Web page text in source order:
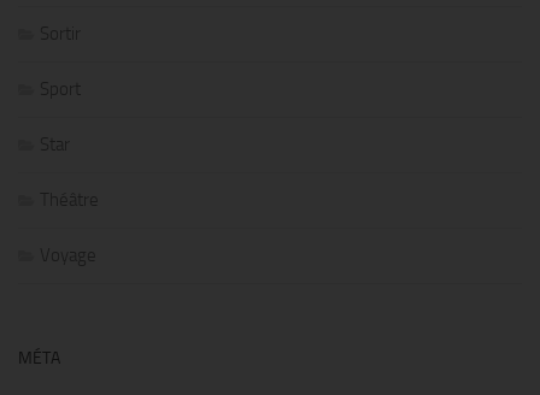
Sortir
Sport
Star
Théâtre
Voyage
MÉTA